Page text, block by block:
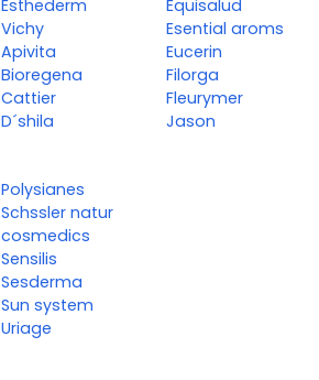
Esthederm
Vichy
Apivita
Bioregena
Cattier
D´shila
Equisalud
Esential aroms
Eucerin
Filorga
Fleurymer
Jason
Polysianes
Schssler natur
cosmedics
Sensilis
Sesderma
Sun system
Uriage